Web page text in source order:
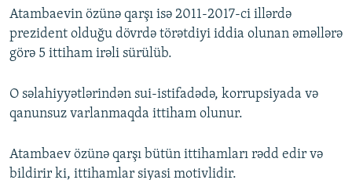
Atambaevin özünə qarşı isə 2011-2017-ci illərdə
prezident olduğu dövrdə törətdiyi iddia olunan əməllərə
görə 5 ittiham irəli sürülüb.
O səlahiyyətlərindən sui-istifadədə, korrupsiyada və
qanunsuz varlanmaqda ittiham olunur.
Atambaev özünə qarşı bütün ittihamları rədd edir və
bildirir ki, ittihamlar siyasi motivlidir.